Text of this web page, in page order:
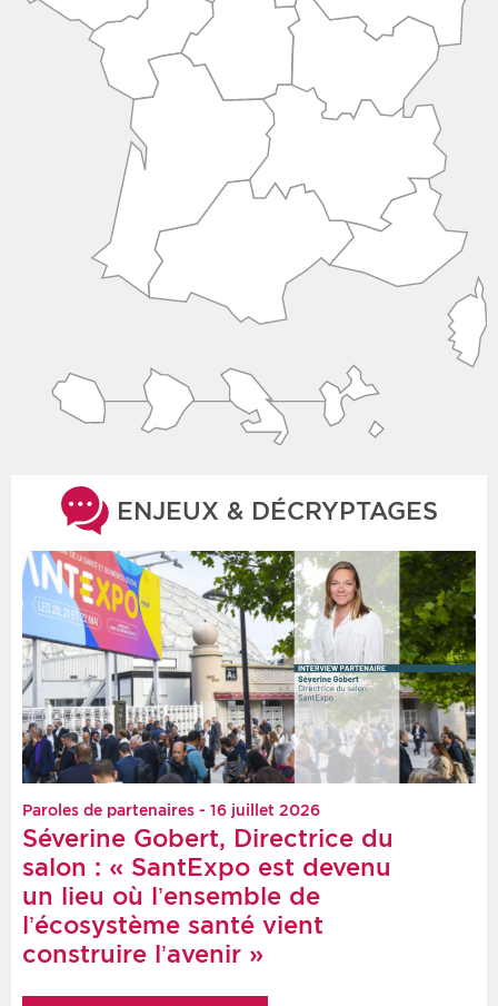
ENJEUX & DÉCRYPTAGES
Paroles de partenaires - 16 juillet 2026
Séverine Gobert, Directrice du
salon : « SantExpo est devenu
un lieu où l’ensemble de
l’écosystème santé vient
construire l’avenir »